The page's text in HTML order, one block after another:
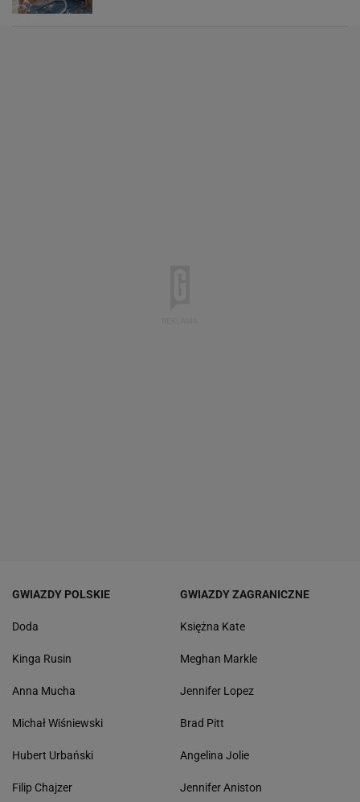
GWIAZDY POLSKIE
Doda
Kinga Rusin
Anna Mucha
Michał Wiśniewski
Hubert Urbański
Filip Chajzer
GWIAZDY ZAGRANICZNE
Księżna Kate
Meghan Markle
Jennifer Lopez
Brad Pitt
Angelina Jolie
Jennifer Aniston